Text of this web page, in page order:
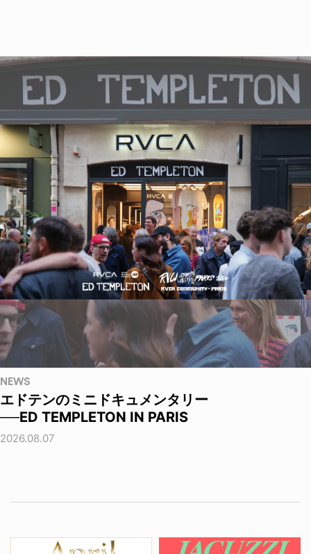
NEWS
エドテンのミニドキュメンタリー
──ED TEMPLETON IN PARIS
2026.08.07